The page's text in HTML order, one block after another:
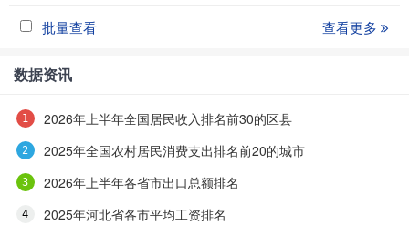
批量查看 查看更多
数据资讯
2026年上半年全国居民收入排名前30的区县
2025年全国农村居民消费支出排名前20的城市
2026年上半年各省市出口总额排名
2025年河北省各市平均工资排名